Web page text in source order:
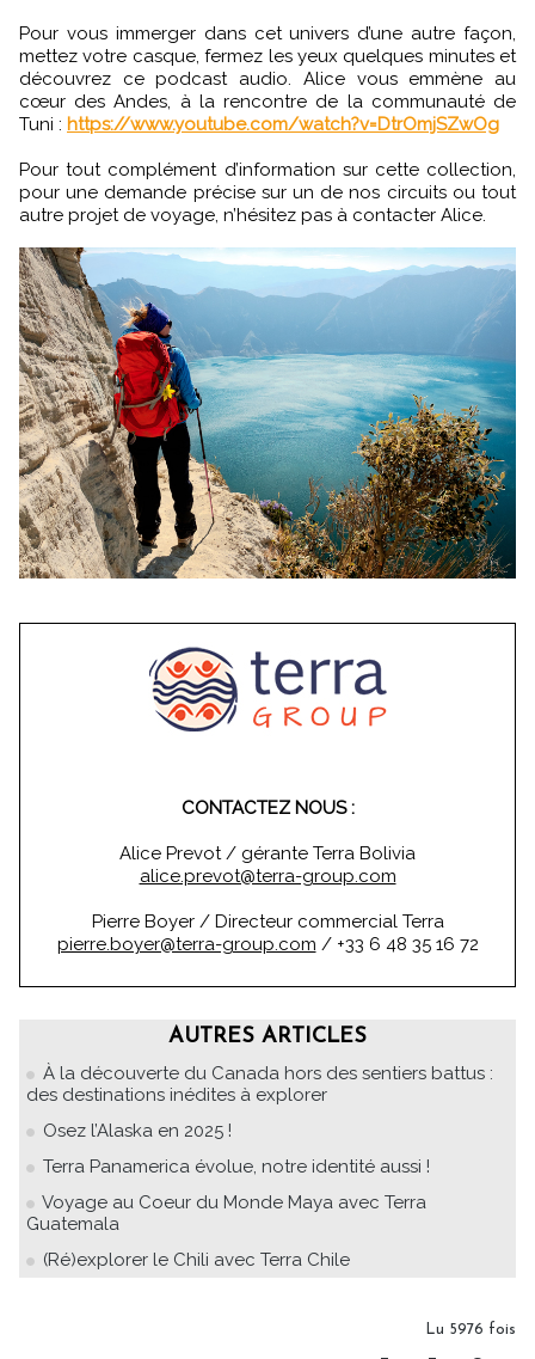
Pour vous immerger dans cet univers d’une autre façon,
mettez votre casque, fermez les yeux quelques minutes et
découvrez ce podcast audio. Alice vous emmène au
cœur des Andes, à la rencontre de la communauté de
Tuni : https://www.youtube.com/watch?v=DtrOmjSZwOg
Pour tout complément d’information sur cette collection,
pour une demande précise sur un de nos circuits ou tout
autre projet de voyage, n’hésitez pas à contacter Alice.
CONTACTEZ NOUS :
Alice Prevot / gérante Terra Bolivia
alice.prevot@terra-group.com
Pierre Boyer / Directeur commercial Terra
pierre.boyer@terra-group.com / +33 6 48 35 16 72
AUTRES ARTICLES
À la découverte du Canada hors des sentiers battus :
des destinations inédites à explorer
Osez l’Alaska en 2025 !
Terra Panamerica évolue, notre identité aussi !
Voyage au Coeur du Monde Maya avec Terra
Guatemala
(Ré)explorer le Chili avec Terra Chile
Lu 5976 fois